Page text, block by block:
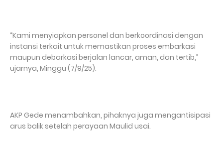
“Kami menyiapkan personel dan berkoordinasi dengan
instansi terkait untuk memastikan proses embarkasi
maupun debarkasi berjalan lancar, aman, dan tertib,”
ujarnya, Minggu (7/9/25).
AKP Gede menambahkan, pihaknya juga mengantisipasi
arus balik setelah perayaan Maulid usai.